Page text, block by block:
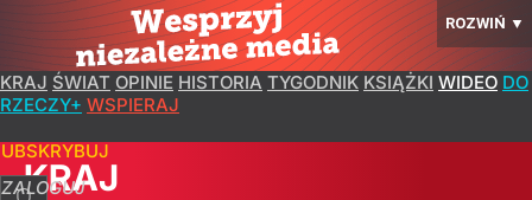
ROZWIŃ ▼
KRAJ ŚWIAT OPINIE HISTORIA TYGODNIK KSIĄŻKI WIDEO DO
RZECZY+ WSPIERAJ
ZALOGUJ
KRAJ